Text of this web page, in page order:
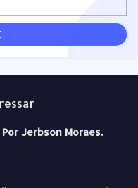
Jerbson Moraes.